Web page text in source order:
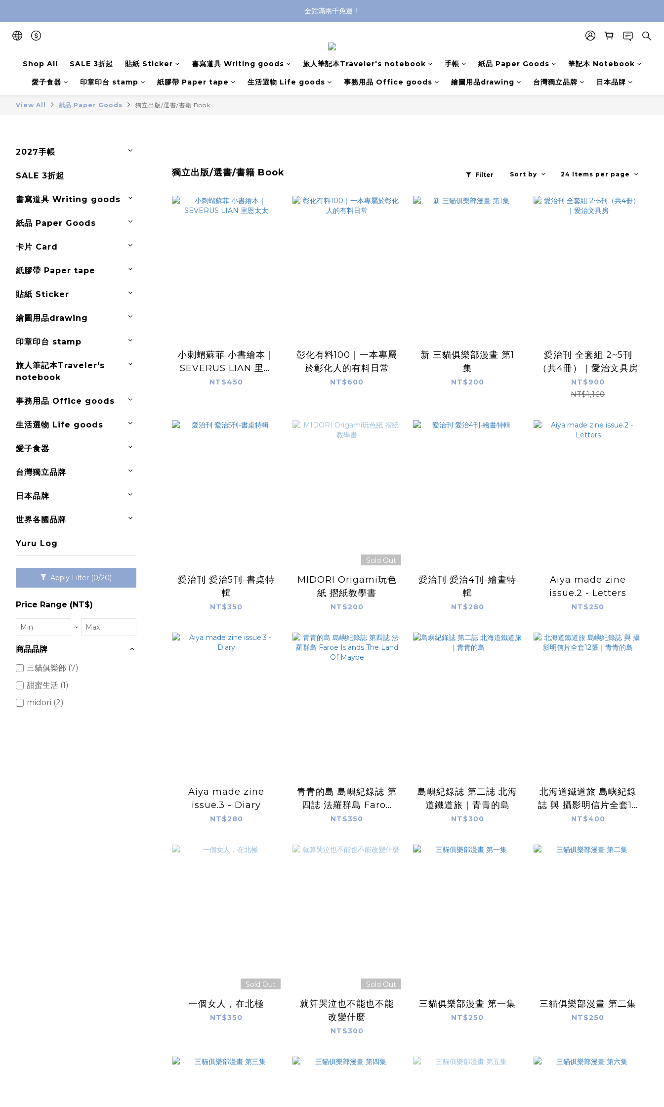
全館滿兩千免運！
全館滿兩千免運！
全館滿兩千免運！
Shop All
SALE 3折起 貼紙 Sticker 書寫道具 Writing goods 旅人筆記本Traveler's notebook 手帳 紙品 Paper Goods 筆記本 Notebook
愛子食器 印章印台 stamp 紙膠帶 Paper tape 生活選物 Life goods 事務用品 Office goods 繪圖用品drawing 台灣獨立品牌 日本品牌
View All 紙品 Paper Goods 獨立出版/選書/書籍 Book
2027手帳
SALE 3折起
書寫道具 Writing goods
紙品 Paper Goods
卡片 Card
紙膠帶 Paper tape
貼紙 Sticker
繪圖用品drawing
印章印台 stamp
旅人筆記本Traveler's
notebook
事務用品 Office goods
生活選物 Life goods
愛子食器
台灣獨立品牌
日本品牌
世界各國品牌
Yuru Log
Apply Filter (0/20)
Price Range (NT$)
~
商品品牌
三貓俱樂部 (7)
甜蜜生活 (1)
midori (2)
獨立出版/選書/書籍 Book Filter Sort by 24 Items per page
小刺蝟蘇菲 小書繪本｜
SEVERUS LIAN 里恩
太太
NT$450
彰化有料100｜一本專屬
於彰化人的有料日常
NT$600
新 三貓俱樂部漫畫 第1
集
NT$200
愛治刊 全套組 2~5刊
（共4冊）｜愛治文具房
NT$900
NT$1,160
愛治刊 愛治5刊-書桌特
輯
NT$350
Sold Out
MIDORI Origami玩色
紙 摺紙教學書
NT$200
愛治刊 愛治4刊-繪畫特
輯
NT$280
Aiya made zine
issue.2 - Letters
NT$250
Aiya made zine
issue.3 - Diary
NT$280
青青的島 島嶼紀錄誌 第
四誌 法羅群島 Faroe
Islands The Land Of
NT$350
島嶼紀錄誌 第二誌 北海
道鐵道旅｜青青的島
NT$300
北海道鐵道旅 島嶼紀錄
誌 與 攝影明信片全套12
張｜青青的島
NT$400
Sold Out
一個女人，在北極
NT$350
Sold Out
就算哭泣也不能也不能
改變什麼
NT$300
三貓俱樂部漫畫 第一集
NT$250
三貓俱樂部漫畫 第二集
NT$250